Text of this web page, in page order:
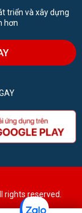
triển và xây dựng
hơn
reserved.